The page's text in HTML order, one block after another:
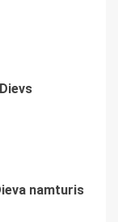
namturis